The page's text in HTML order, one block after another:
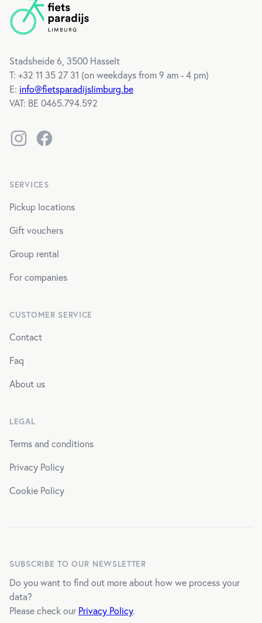
Stadsheide 6, 3500 Hasselt
T: +32 11 35 27 31 (on weekdays from 9 am - 4 pm)
E: info@fietsparadijslimburg.be
VAT: BE 0465.794.592
InstagramFacebook
SERVICES
Pickup locations
Gift vouchers
Group rental
For companies
CUSTOMER SERVICE
Contact
Faq
About us
LEGAL
Terms and conditions
Privacy Policy
Cookie Policy
SUBSCRIBE TO OUR NEWSLETTER
Do you want to find out more about how we process your
data?
Please check ourPrivacy Policy.